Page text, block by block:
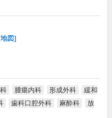
図]
腫瘍内科 形成外科
緩和
歯科口腔外科 麻酔科
放